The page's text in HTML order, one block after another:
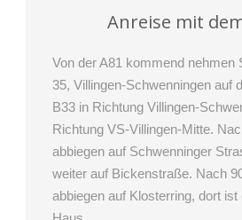
Anreise mit
Von der A81 kommend nehmen
35, Villingen-Schwenningen auf
B33 in Richtung Villingen-
Richtung VS-Villingen-Mitte.
abbiegen auf Schwenninger
weiter auf Bickenstraße. Nach
abbiegen auf Klosterring, dort